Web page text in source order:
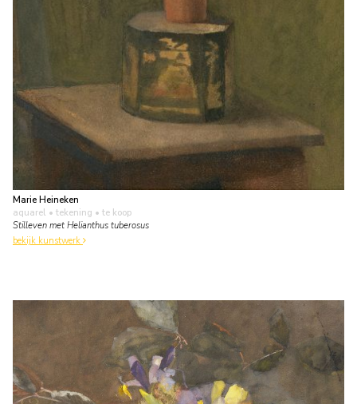
Marie Heineken
aquarel • tekening • te koop
Stilleven met Helianthus tuberosus
bekijk kunstwerk